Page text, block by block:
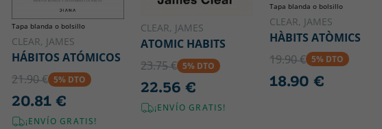
Tapa blanda o bolsillo
CLEAR, JAMES
HÁBITOS ATÓMICOS
21.90 € 5% DTO
20.81 €
¡ENVÍO GRATIS!
CLEAR, JAMES
ATOMIC HABITS
23.75 € 5% DTO
22.56 €
¡ENVÍO GRATIS!
Tapa blanda o bolsillo
CLEAR, JAMES
HÀBITS ATÒMICS
19.90 € 5% DTO
18.90 €